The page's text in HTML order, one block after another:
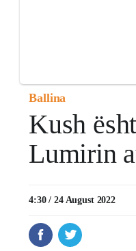
Ballina
Kush
Lumirin
4:30 / 24 August 2022